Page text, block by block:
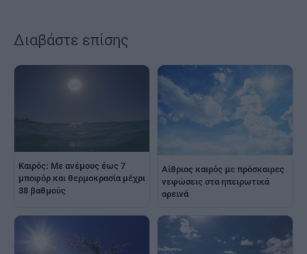
Διαβάστε επίσης
Καιρός: Με ανέμους έως 7
μποφόρ και θερμοκρασία μέχρι
38 βαθμούς
Αίθριος καιρός με πρόσκαιρες
νεφώσεις στα ηπειρωτικά
ορεινά